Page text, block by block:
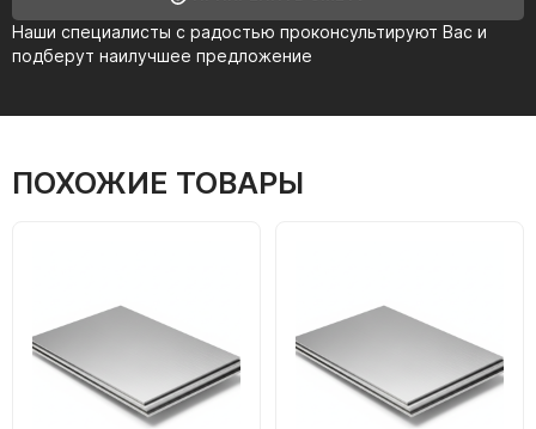
Наши специалисты с радостью проконсультируют Вас и
подберут наилучшее предложение
ПОХОЖИЕ ТОВАРЫ